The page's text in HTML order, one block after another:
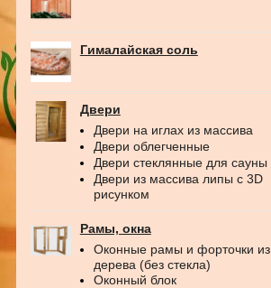
Гималайская соль
Двери
Двери на иглах из массива
Двери облегченные
Двери стеклянные для сауны
Двери из массива липы с 3D
рисунком
Рамы, окна
Оконные рамы и форточки из
дерева (без стекла)
Оконный блок